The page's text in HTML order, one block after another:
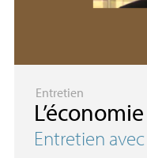
Entretien
Entretien